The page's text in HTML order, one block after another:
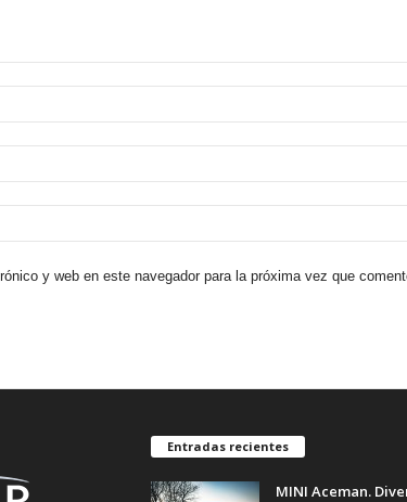
y web en este navegador para la próxima vez que
Entradas recientes
MINI Aceman.